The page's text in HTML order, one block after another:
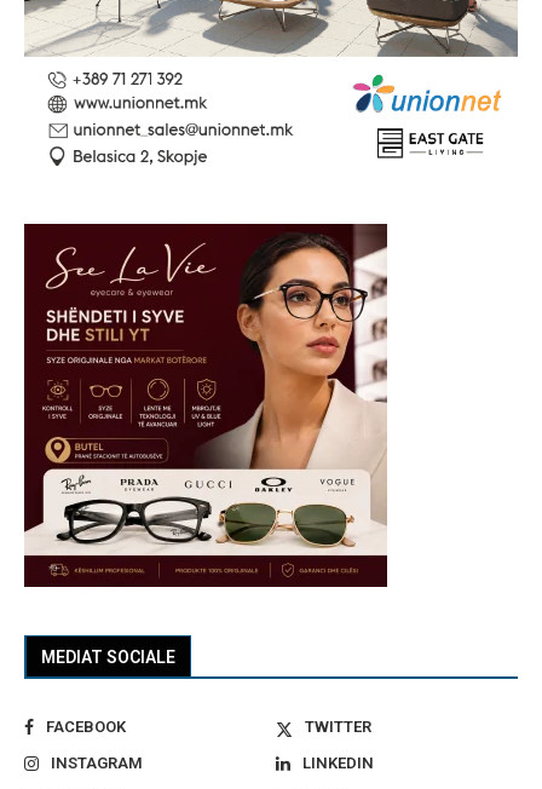
MEDIAT SOCIALE
FACEBOOK
TWITTER
INSTAGRAM
LINKEDIN